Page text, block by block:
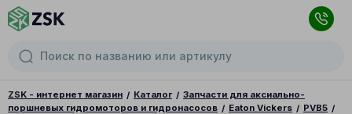
ZSK - интернет магазин Каталог
Запчасти для аксиально-
поршневых гидромоторов и гидронасосов
Eaton Vickers
PVB5